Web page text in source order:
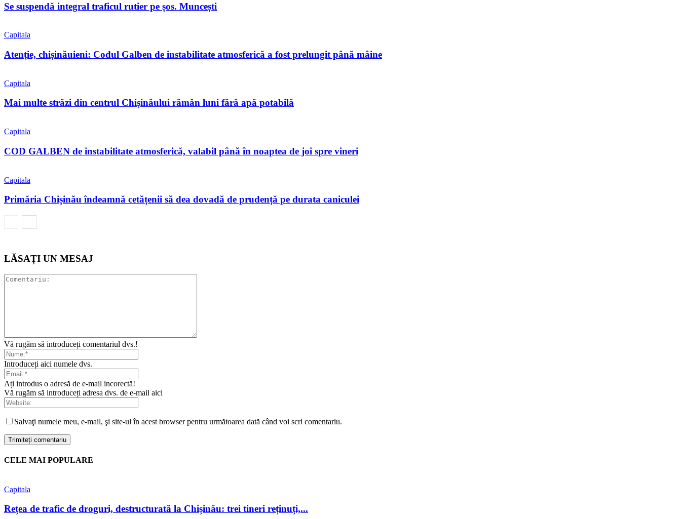
Se suspendă integral traficul rutier pe șos. Muncești
Capitala
Atenție, chișinăuieni: Codul Galben de instabilitate atmosferică a fost prelungit până mâine
Capitala
Mai multe străzi din centrul Chișinăului rămân luni fără apă potabilă
Capitala
COD GALBEN de instabilitate atmosferică, valabil până în noaptea de joi spre vineri
Capitala
Primăria Chișinău îndeamnă cetățenii să dea dovadă de prudență pe durata caniculei
LĂSAȚI UN MESAJ
Vă rugăm să introduceți comentariul dvs.!
Introduceți aici numele dvs.
Ați introdus o adresă de e-mail incorectă!
Vă rugăm să introduceți adresa dvs. de e-mail aici
Salvaţi numele meu, e-mail, şi site-ul în acest browser pentru următoarea dată când voi scri comentariu.
CELE MAI POPULARE
Capitala
Rețea de trafic de droguri, destructurată la Chișinău: trei tineri reținuți,...